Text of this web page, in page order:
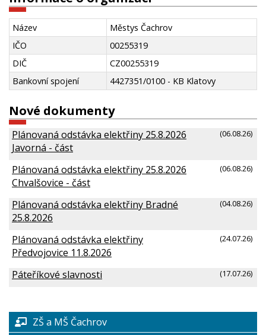
Název
Městys Čachrov
IČO
00255319
DIČ
CZ00255319
Bankovní spojení
4427351/0100 - KB Klatovy
Nové dokumenty
(06.08.26)
Plánovaná odstávka elektřiny 25.8.2026
Javorná - část
(06.08.26)
Plánovaná odstávka elektřiny 25.8.2026
Chvalšovice - část
(04.08.26)
Plánovaná odstávka elektřiny Bradné
25.8.2026
(24.07.26)
Plánovaná odstávka elektřiny
Předvojovice 11.8.2026
(17.07.26)
Páteříkové slavnosti
ZŠ a MŠ Čachrov